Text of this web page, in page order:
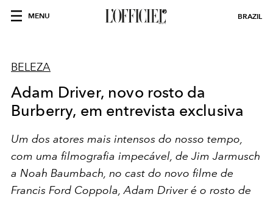
MENU BRAZIL
BELEZA
Adam Driver, novo rosto da
Burberry, em entrevista exclusiva
Um dos atores mais intensos do nosso tempo,
com uma filmografia impecável, de Jim Jarmusch
a Noah Baumbach, no cast do novo filme de
Francis Ford Coppola, Adam Driver é o rosto de